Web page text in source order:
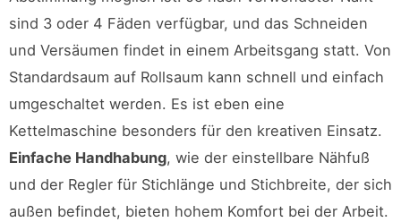
sind 3 oder 4 Fäden verfügbar, und das Schneiden
und Versäumen findet in einem Arbeitsgang statt. Von
Standardsaum auf Rollsaum kann schnell und einfach
umgeschaltet werden. Es ist eben eine
Kettelmaschine besonders für den kreativen Einsatz.
Einfache Handhabung, wie der einstellbare Nähfuß
und der Regler für Stichlänge und Stichbreite, der sich
außen befindet, bieten hohem Komfort bei der Arbeit.